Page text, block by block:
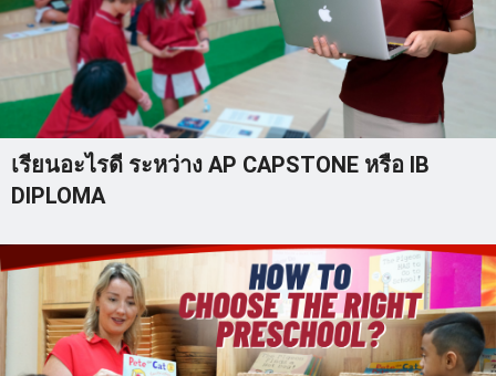
เรียนอะไรดี ระหว่าง AP CAPSTONE หรือ IB
DIPLOMA